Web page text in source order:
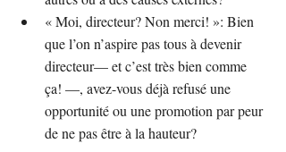
« Moi, directeur? Non merci! »: Bien
que l’on n’aspire pas tous à devenir
directeur— et c’est très bien comme
ça! —, avez-vous déjà refusé une
opportunité ou une promotion par peur
de ne pas être à la hauteur?